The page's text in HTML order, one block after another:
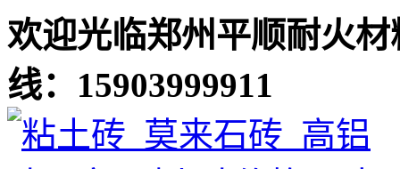
欢迎光临郑州平顺耐火
线：15903999911